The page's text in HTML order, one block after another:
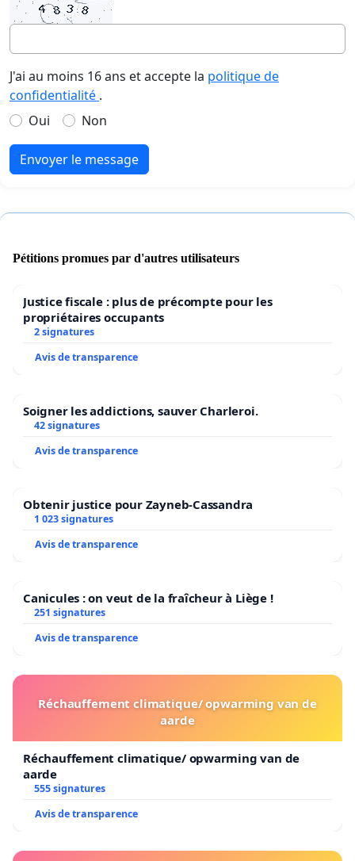
J'ai au moins 16 ans et accepte la politique de
confidentialité .
Oui
Non
Envoyer le message
Pétitions promues par d'autres utilisateurs
Justice fiscale : plus de précompte pour les
propriétaires occupants
2 signatures
Avis de transparence
Soigner les addictions, sauver Charleroi.
42 signatures
Avis de transparence
Obtenir justice pour Zayneb-Cassandra
1 023 signatures
Avis de transparence
Canicules : on veut de la fraîcheur à Liège !
251 signatures
Avis de transparence
Réchauffement climatique/ opwarming van de
aarde
Réchauffement climatique/ opwarming van de
aarde
555 signatures
Avis de transparence